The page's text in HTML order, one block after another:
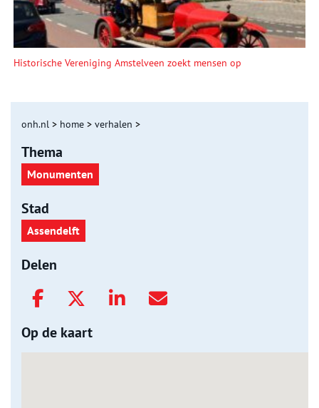
Historische Vereniging Amstelveen zoekt mensen op
onh.nl > home > verhalen >
Thema
Monumenten
Stad
Assendelft
Delen
Op de kaart